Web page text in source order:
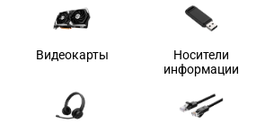
Видеокарты
Носители
информации